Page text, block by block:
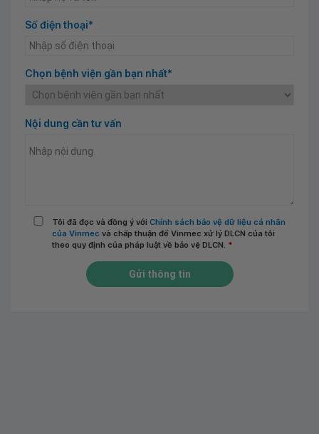
Số điện thoại*
Chọn bệnh viện gần bạn nhất*
Nội dung cần tư vấn
Tôi đã đọc và đồng ý với Chính sách bảo vệ dữ liệu cá nhân
của Vinmec và chấp thuận để Vinmec xử lý DLCN của tôi
theo quy định của pháp luật về bảo vệ DLCN. *
Gửi thông tin